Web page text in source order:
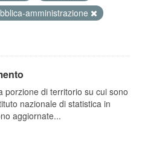
amministrazione
porzione di territorio su cui sono
nazionale di statistica in
aggiornate...